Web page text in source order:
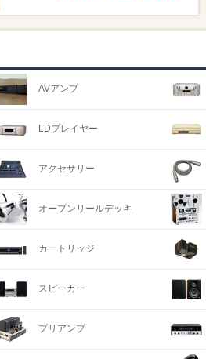
AVアンプ
LDプレイヤー
アクセサリー
オープンリールデッキ
カートリッジ
スピーカー
プリアンプ